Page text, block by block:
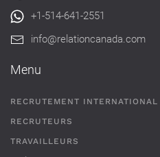
+1-514-641-2551
info@relationcanada.com
Menu
RECRUTEMENT INTERNATIONAL
RECRUTEURS
TRAVAILLEURS